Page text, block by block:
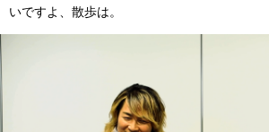
いですよ、散歩は。